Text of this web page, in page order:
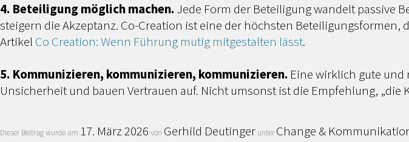
4. Beteiligung möglich machen. Jede Form der Beteiligung wandelt passive
steigern die Akzeptanz. Co-Creation ist eine der höchsten Beteiligungsformen,
Artikel Co Creation: Wenn Führung mutig mitgestalten lässt.
5. Kommunizieren, kommunizieren, kommunizieren. Eine wirklich gute
Unsicherheit und bauen Vertrauen auf. Nicht umsonst ist die Empfehlung,
Dieser Beitrag wurde am 17. März 2026 von Gerhild Deutinger unter Change &